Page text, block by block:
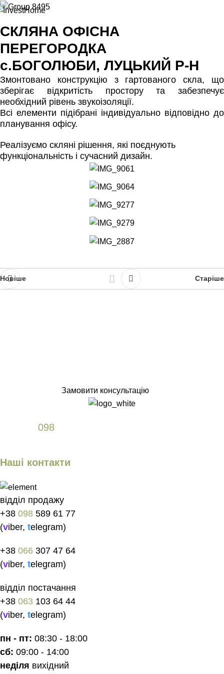
СКЛЯНА ОФІСНА
ПЕРЕГОРОДКА
с.БОГОЛЮБИ, ЛУЦЬКИЙ Р-Н
Змонтовано конструкцію з гартованого скла, що
зберігає відкритість простору та забезпечує
необхідний рівень звукоізоляції.
Всі елементи підібрані індивідуально відповідно до
планування офісу.
Реалізуємо скляні рішення, які поєднують
функціональність і сучасний дизайн.
Новіше Старіше
Замовити консультацію
098589 61 77
Наші контакти
відділ продажу
+38 098 589 61 77
(viber, telegram)
+38 066 307 47 64
(viber, telegram)
відділ постачання
+38 063 103 64 44
(viber, telegram)
пн - пт: 08:30 - 18:00
сб: 09:00 - 14:00
неділя вихідний